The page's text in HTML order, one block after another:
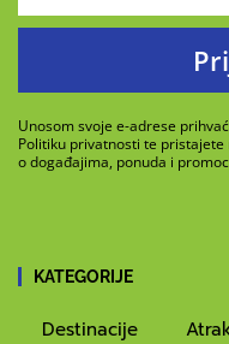
Unosom svoje e-adrese
Politiku privatnosti te
o događajima, ponuda i
KATEGORIJE
Destinacije